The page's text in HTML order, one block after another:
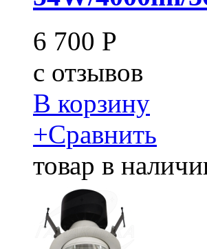
6 700 Р
c отзывов
В корзину
+Сравнить
товар в